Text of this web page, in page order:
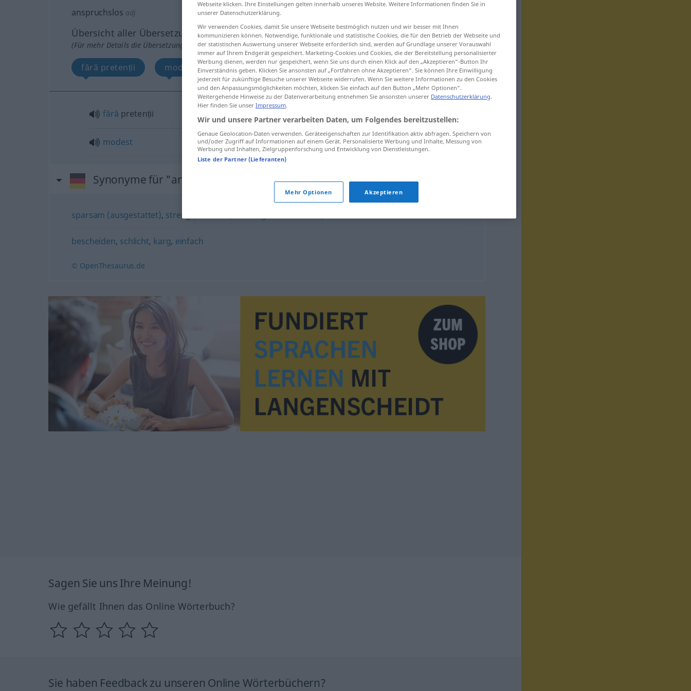
anspruchslos adj
Übersicht aller Übersetzungen
(Für mehr Details die Übersetzung anklicken/antippen)
fără pretenții modest
fărăpretenții
modest anspruchslosbescheiden
Synonyme für "anspruchslos"
sparsam (ausgestattet), streng (reduziert, zurückgenommen o.ä.)
bescheiden, schlicht, karg, einfach
© OpenThesaurus.de
Sagen Sie uns Ihre Meinung!
Wie gefällt Ihnen das Online Wörterbuch?
Sie haben Feedback zu unseren Online Wörterbüchern?
Webseite klicken. Ihre Einstellungen gelten innerhalb unseres Website. Weitere Informationen finden Sie in
unserer Datenschutzerklärung.
Wir verwenden Cookies, damit Sie unsere Webseite bestmöglich nutzen und wir besser mit Ihnen
kommunizieren können. Notwendige, funktionale und statistische Cookies, die für den Betrieb der Webseite und
der statistischen Auswertung unserer Webseite erforderlich sind, werden auf Grundlage unserer Vorauswahl
immer auf Ihrem Endgerät gespeichert. Marketing-Cookies und Cookies, die der Bereitstellung personalisierter
Werbung dienen, werden nur gespeichert, wenn Sie uns durch einen Klick auf den „Akzeptieren“-Button Ihr
Einverständnis geben. Klicken Sie ansonsten auf „Fortfahren ohne Akzeptieren“. Sie können Ihre Einwilligung
jederzeit für zukünftige Besuche unserer Webseite widerrufen. Wenn Sie weitere Informationen zu den Cookies
und den Anpassungsmöglichkeiten möchten, klicken Sie einfach auf den Button „Mehr Optionen“.
Weitergehende Hinweise zu der Datenverarbeitung entnehmen Sie ansonsten unserer Datenschutzerklärung.
Hier finden Sie unser Impressum.
Wir und unsere Partner verarbeiten Daten, um Folgendes bereitzustellen:
Genaue Geolocation-Daten verwenden. Geräteeigenschaften zur Identifikation aktiv abfragen. Speichern von
und/oder Zugriff auf Informationen auf einem Gerät. Personalisierte Werbung und Inhalte, Messung von
Werbung und Inhalten, Zielgruppenforschung und Entwicklung von Dienstleistungen.
Liste der Partner (Lieferanten)
Mehr Optionen Akzeptieren